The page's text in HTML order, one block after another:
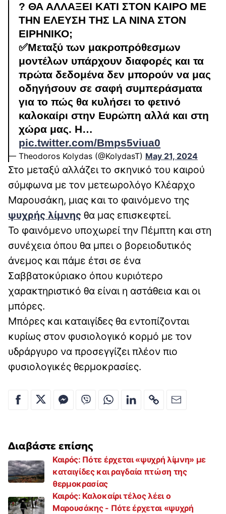
?️ ΘΑ ΑΛΛΑΞΕΙ ΚΑΤΙ ΣΤΟΝ ΚΑΙΡΟ ΜΕ
ΤΗΝ ΕΛΕΥΣΗ ΤΗΣ LA NINA ΣΤΟΝ
ΕΙΡΗΝΙΚΟ;
✅Μεταξύ των μακροπρόθεσμων
μοντέλων υπάρχουν διαφορές και τα
πρώτα δεδομένα δεν μπορούν να μας
οδηγήσουν σε σαφή συμπεράσματα
για το πώς θα κυλήσει το φετινό
καλοκαίρι στην Ευρώπη αλλά και στη
χώρα μας. Η…
pic.twitter.com/Bmps5viua0
— Theodoros Kolydas (@KolydasT) May 21, 2024
Στο μεταξύ αλλάζει το σκηνικό του καιρού
σύμφωνα με τον μετεωρολόγο Κλέαρχο
Μαρουσάκη, μιας και το φαινόμενο της
ψυχρής λίμνης θα μας επισκεφτεί.
Το φαινόμενο υποχωρεί την Πέμπτη και στη
συνέχεια όπου θα μπει ο βορειοδυτικός
άνεμος και πάμε έτσι σε ένα
Σαββατοκύριακο όπου κυριότερο
χαρακτηριστικό θα είναι η αστάθεια και οι
μπόρες.
Μπόρες και καταιγίδες θα εντοπίζονται
κυρίως στον φυσιολογικό κορμό με τον
υδράργυρο να προσεγγίζει πλέον πιο
φυσιολογικές θερμοκρασίες.
Διαβάστε επίσης
Καιρός: Πότε έρχεται «ψυχρή λίμνη» με
καταιγίδες και ραγδαία πτώση της
θερμοκρασίας
Καιρός: Καλοκαίρι τέλος λέει ο
Μαρουσάκης - Πότε έρχεται «ψυχρή